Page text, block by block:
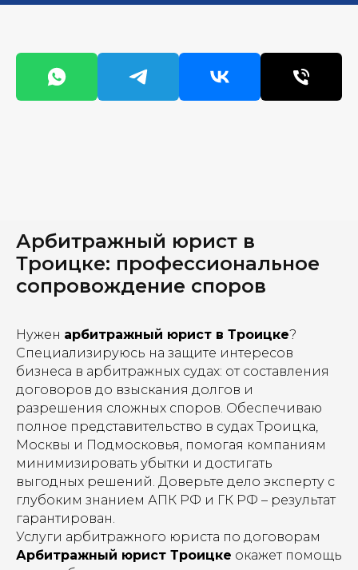
Арбитражный юрист в
Троицке: профессиональное
сопровождение споров
Нужен арбитражный юрист в Троицке?
Специализируюсь на защите интересов
бизнеса в арбитражных судах: от составления
договоров до взыскания долгов и
разрешения сложных споров. Обеспечиваю
полное представительство в судах Троицка,
Москвы и Подмосковья, помогая компаниям
минимизировать убытки и достигать
выгодных решений. Доверьте дело эксперту с
глубоким знанием АПК РФ и ГК РФ – результат
гарантирован.
Услуги арбитражного юриста по договорам
Арбитражный юрист Троицке окажет помощь